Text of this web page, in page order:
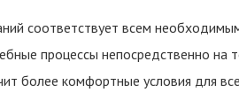
соответствует всем
процессы непосредственно на
более комфортные условия для